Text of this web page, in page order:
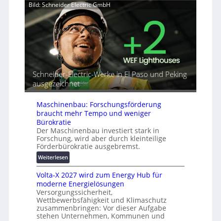
a
h
e
A
u
t
o
m
a
t
s
i
e
r
u
n
g
s
l
ö
s
u
n
u
t
o
r
i
a
l
r
e
i
e
e
r
b
i
n
d
e
t
G
e
r
ä
t
e
s
c
h
u
t
z
u
n
d
d
i
Bild: Schneider Electric GmbH
Schneider-Electric-Werke in El Paso und Peking
ausgezeichnet
Maschinenbau: Forschungsförderung
braucht mehr Tempo und weniger
Bürokratie
Der Maschinenbau investiert stark in
Forschung, wird aber durch kleinteilige
Förderbürokratie ausgebremst.
Weiterlesen:
M
a
s
c
h
i
n
Volta-X 2027 wird zum Energy Hub für
moderne Energielösungen
Versorgungssicherheit,
Wettbewerbsfähigkeit und Klimaschutz
zusammenbringen: Vor dieser Aufgabe
stehen Unternehmen, Kommunen und